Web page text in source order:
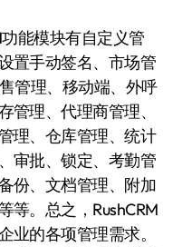
功能模块有自定义管
置手动签名、市场管
管理、移动端、外呼
管理、代理商管理、
理、仓库管理、统计
审批、锁定、考勤管
份、文档管理、附加
等。总之，RushCRM
业的各项管理需求。